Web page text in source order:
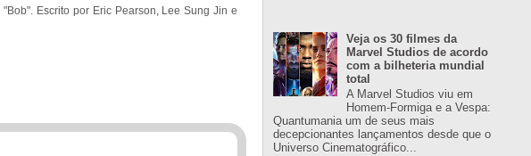
Escrito por Eric Pearson, Lee Sung Jin e
Veja os 30 filmes da
Marvel Studios de acordo
com a bilheteria mundial
total
A Marvel Studios viu em
Homem-Formiga e a Vespa:
Quantumania um de seus mais
decepcionantes lançamentos desde que o
Universo Cinematográfico...